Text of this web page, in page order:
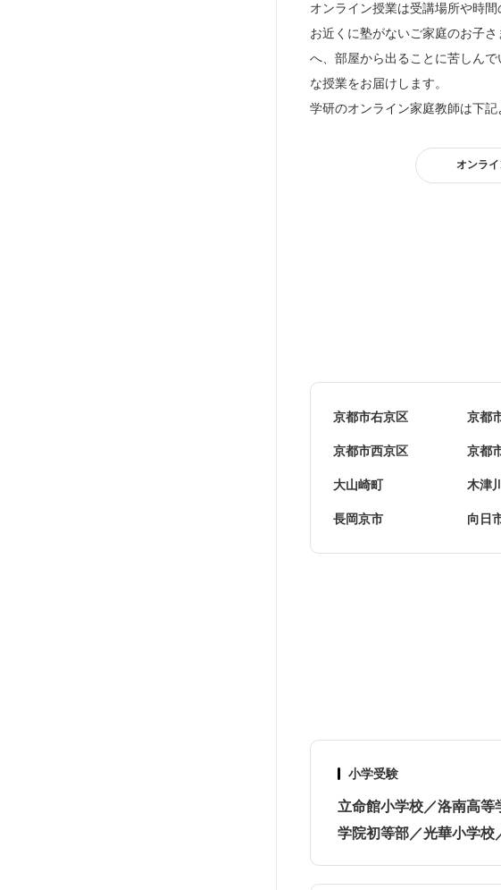
オンライン授業は受講場所や時間
お近くに塾がないご家庭のお子
へ、部屋から出ることに苦しん
な授業をお届けします。
学研のオンライン家庭教師は下記
オンラ
京都市右京区 京都
京都市西京区 京都
大山崎町 木津
長岡京市 向日
小学受験
立命館小学校／洛南高
学院初等部／光華小学校